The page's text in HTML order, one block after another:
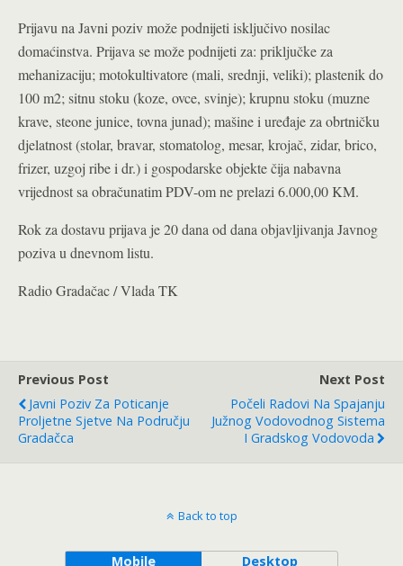
Prijavu na Javni poziv može podnijeti isključivo nosilac
domaćinstva. Prijava se može podnijeti za: priključke za
mehanizaciju; motokultivatore (mali, srednji, veliki); plastenik do
100 m2; sitnu stoku (koze, ovce, svinje); krupnu stoku (muzne
krave, steone junice, tovna junad); mašine i uređaje za obrtničku
djelatnost (stolar, bravar, stomatolog, mesar, krojač, zidar, brico,
frizer, uzgoj ribe i dr.) i gospodarske objekte čija nabavna
vrijednost sa obračunatim PDV-om ne prelazi 6.000,00 KM.
Rok za dostavu prijava je 20 dana od dana objavljivanja Javnog
poziva u dnevnom listu.
Radio Gradačac / Vlada TK
Previous Post
Javni Poziv Za Poticanje
Proljetne Sjetve Na Području
Gradačca
Next Post
Počeli Radovi Na Spajanju
Južnog Vodovodnog Sistema
I Gradskog Vodovoda
Back to top
Mobile Desktop